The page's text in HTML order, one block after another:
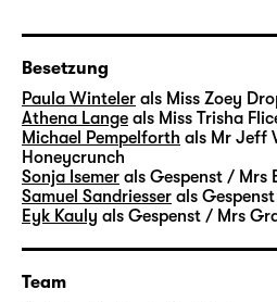
Besetzung
Paula Winteler als Miss Zoey
Athena Lange als Miss Trisha
Michael Pempelforth als Mr Jeff
Honeycrunch
Sonja Isemer als Gespenst / Mrs
Samuel Sandriesser als
Eyk Kauly als Gespenst / Mrs
Team